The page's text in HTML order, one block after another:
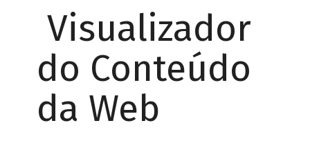
Visualizador
do Conteúdo
da Web